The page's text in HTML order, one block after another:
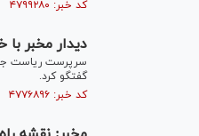
کد خبر: ۴۷۹۹۲۸۰ تاریخ انتشار : ۱۴۰۳/۰۷/۲۸
دیدار مخبر
سرپرست ریاست
گفتگو کرد.
کد خبر: ۴۷۷۶۸۹۶ تاریخ انتشار : ۱۴۰۳/۰۳/۱۸